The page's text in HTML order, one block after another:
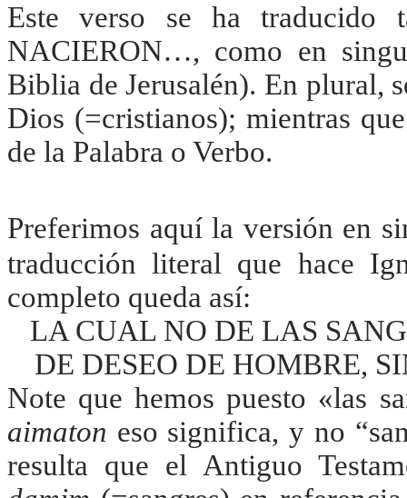
Este verso se ha traducido
NACIERON…, como en
Biblia de Jerusalén). En plural,
Dios (=cristianos); mientras
de la Palabra o Verbo.
Preferimos aquí la versión en
traducción literal que hace
completo queda así:
LA CUAL NO DE LAS
DE DESEO DE HOMBRE,
Note que hemos puesto «las
aimaton eso significa, y no
resulta que el Antiguo